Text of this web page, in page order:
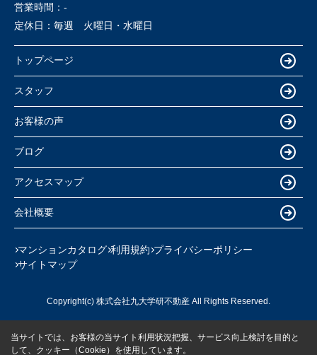
営業時間： -
定休日： 毎週 火曜日・水曜日
トップページ
スタッフ
お客様の声
ブログ
アクセスマップ
会社概要
マンションカタログ 利用規約 プライバシーポリシー
サイトマップ
Copyright(c) 株式会社九大学研不動産 All Rights Reserved.
当サイトでは、お客様の当サイト利用状況把握、サービス向上検討を目的と
して、クッキー（Cookie）を使用しています。